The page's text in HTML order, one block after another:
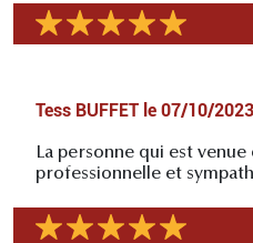
Tess BUFFET le 07/10/2023
La personne qui est venue
professionnelle et